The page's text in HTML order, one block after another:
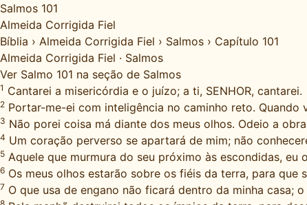
Salmos 101
Almeida Corrigida Fiel
Bíblia › Almeida Corrigida Fiel › Salmos › Capítulo 101
Almeida Corrigida Fiel · Salmos
Ver Salmo 101 na seção de Salmos
1 Cantarei a misericórdia e o juízo; a ti, SENHOR, cantarei.
2 Portar-me-ei com inteligência no caminho reto. Quando
3 Não porei coisa má diante dos meus olhos. Odeio a
4 Um coração perverso se apartará de mim; não
5 Aquele que murmura do seu próximo às escondidas,
6 Os meus olhos estarão sobre os fiéis da terra, para que
7 O que usa de engano não ficará dentro da minha casa;